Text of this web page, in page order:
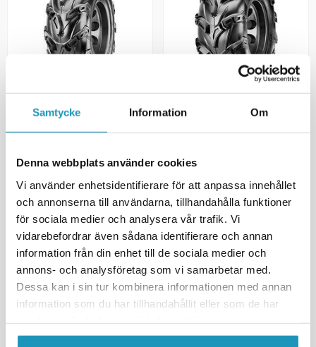
Samtycke Information Om
Denna webbplats använder cookies
Vi använder enhetsidentifierare för att anpassa innehållet
och annonserna till användarna, tillhandahålla funktioner
för sociala medier och analysera vår trafik. Vi
vidarebefordrar även sådana identifierare och annan
information från din enhet till de sociala medier och
annons- och analysföretag som vi samarbetar med.
Dessa kan i sin tur kombinera informationen med annan
information som du har tillhandahållit eller som de har
Däck CST Wild Thang 25x8-12
60J 6-Lagers E Märkt
1 779 kr (ink. moms)
+ LÄGG I KUNDVAGN
MER INFORMATION
CST
Däck CST Wild Thang 25x10-12
67J 6-Lagers E Märkt
1 840 kr
+ LÄGG I KUNDVAGN
MER INFORMATION
UNIVERSAL UNIVERSAL